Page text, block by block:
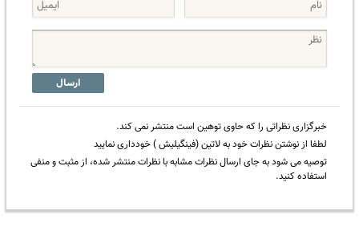
ارسال
خبرگزاری نظراتی را که حاوی توهین است منتشر نمی کند.
لطفا از نوشتن نظرات خود به لاتین (فینگیلیش ) خودداری نمایید
توصیه می شود به جای ارسال نظرات مشابه با نظرات منتشر شده، از مثبت و منفی
استفاده کنید.